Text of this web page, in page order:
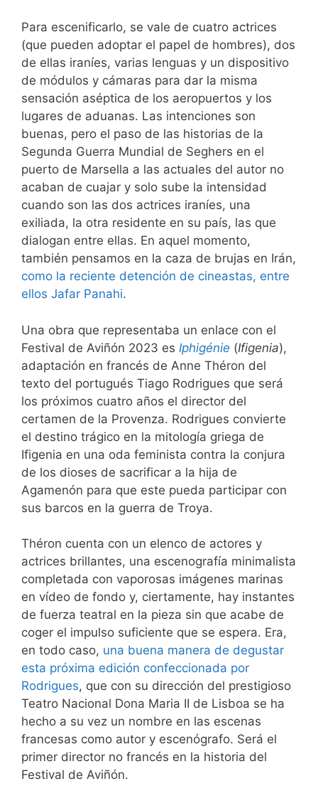
Para escenificarlo, se vale de cuatro actrices
(que pueden adoptar el papel de hombres), dos
de ellas iraníes, varias lenguas y un dispositivo
de módulos y cámaras para dar la misma
sensación aséptica de los aeropuertos y los
lugares de aduanas. Las intenciones son
buenas, pero el paso de las historias de la
Segunda Guerra Mundial de Seghers en el
puerto de Marsella a las actuales del autor no
acaban de cuajar y solo sube la intensidad
cuando son las dos actrices iraníes, una
exiliada, la otra residente en su país, las que
dialogan entre ellas. En aquel momento,
también pensamos en la caza de brujas en Irán,
como la reciente detención de cineastas, entre
ellos Jafar Panahi.
Una obra que representaba un enlace con el
Festival de Aviñón 2023 es Iphigénie (Ifigenia),
adaptación en francés de Anne Théron del
texto del portugués Tiago Rodrigues que será
los próximos cuatro años el director del
certamen de la Provenza. Rodrigues convierte
el destino trágico en la mitología griega de
Ifigenia en una oda feminista contra la conjura
de los dioses de sacrificar a la hija de
Agamenón para que este pueda participar con
sus barcos en la guerra de Troya.
Théron cuenta con un elenco de actores y
actrices brillantes, una escenografía minimalista
completada con vaporosas imágenes marinas
en vídeo de fondo y, ciertamente, hay instantes
de fuerza teatral en la pieza sin que acabe de
coger el impulso suficiente que se espera. Era,
en todo caso, una buena manera de degustar
esta próxima edición confeccionada por
Rodrigues, que con su dirección del prestigioso
Teatro Nacional Dona Maria II de Lisboa se ha
hecho a su vez un nombre en las escenas
francesas como autor y escenógrafo. Será el
primer director no francés en la historia del
Festival de Aviñón.